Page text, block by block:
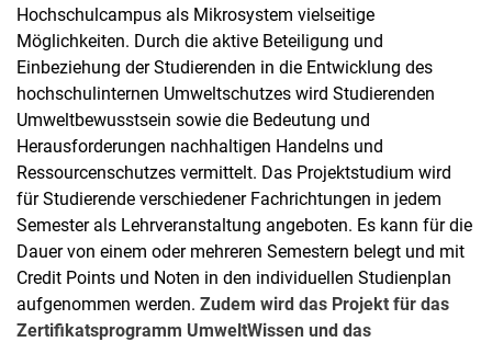
Hochschulcampus als Mikrosystem vielseitige
Möglichkeiten. Durch die aktive Beteiligung und
Einbeziehung der Studierenden in die Entwicklung des
hochschulinternen Umweltschutzes wird Studierenden
Umweltbewusstsein sowie die Bedeutung und
Herausforderungen nachhaltigen Handelns und
Ressourcenschutzes vermittelt. Das Projektstudium wird
für Studierende verschiedener Fachrichtungen in jedem
Semester als Lehrveranstaltung angeboten. Es kann für die
Dauer von einem oder mehreren Semestern belegt und mit
Credit Points und Noten in den individuellen Studienplan
aufgenommen werden. Zudem wird das Projekt für das
Zertifikatsprogramm UmweltWissen und das